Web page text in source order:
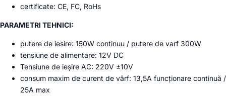
certificate: CE, FC, RoHs
PARAMETRI TEHNICI:
putere de iesire: 150W continuu / putere de varf 300W
tensiune de alimentare: 12V DC
Tensiune de ieșire AC: 220V ±10V
consum maxim de curent de vârf: 13,5A funcționare continuă /
25A max